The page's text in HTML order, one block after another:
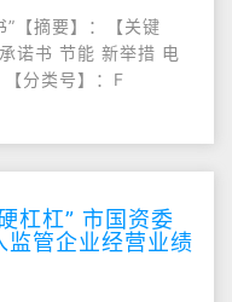
”【摘要】：【关键
诺书 节能 新举措 电
分类号】：F
杠杠” 市国资委
监管企业经营业绩